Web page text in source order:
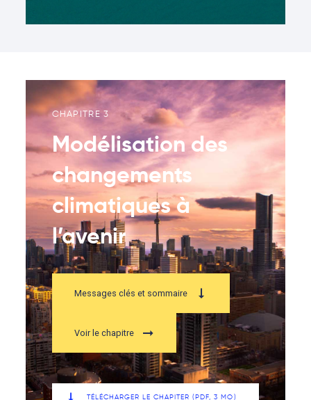
CHAPITRE 3
Modélisation des
changements
climatiques à
l’avenir
Messages clés et sommaire
Voir le chapitre
TÉLÉCHARGER LE CHAPITER (PDF, 3 MO)